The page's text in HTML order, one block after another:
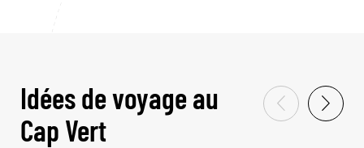
Idées de voyage au
Cap Vert